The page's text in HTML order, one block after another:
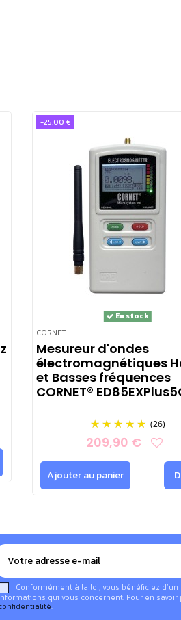
tous les appareils utilisant ce
-25,00 €
CORNET
En stock
Mesureur d'ondes
électromagnétiques
et Basses fréquences
CORNET®
(26)
209,90 €
Ajouter au panier
Conformément à la loi, vous bénéficiez
qui vous concernent. Pour en
.